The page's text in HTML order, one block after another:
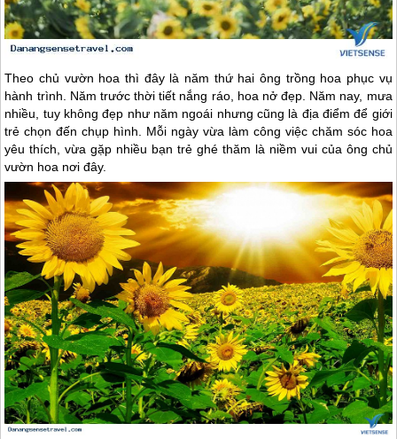
Theo chủ vườn hoa thì đây là năm thứ hai ông trồng hoa phục vụ
hành trình. Năm trước thời tiết nắng ráo, hoa nở đẹp. Năm nay, mưa
nhiều, tuy không đẹp như năm ngoái nhưng cũng là địa điểm để giới
trẻ chọn đến chụp hình. Mỗi ngày vừa làm công việc chăm sóc hoa
yêu thích, vừa gặp nhiều bạn trẻ ghé thăm là niềm vui của ông chủ
vườn hoa nơi đây.